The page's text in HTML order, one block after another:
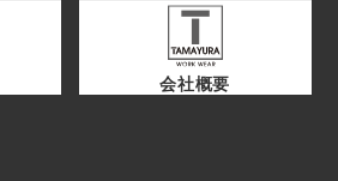
会社概要